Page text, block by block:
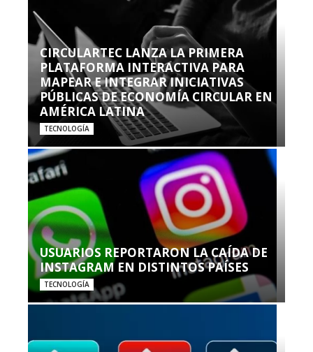
CIRCULARTEC LANZA LA PRIMERA
PLATAFORMA INTERACTIVA PARA
MAPEAR E INTEGRAR INICIATIVAS
PÚBLICAS DE ECONOMÍA CIRCULAR EN
AMÉRICA LATINA
TECNOLOGÍA
USUARIOS REPORTARON LA CAÍDA DE
INSTAGRAM EN DISTINTOS PAÍSES
TECNOLOGÍA